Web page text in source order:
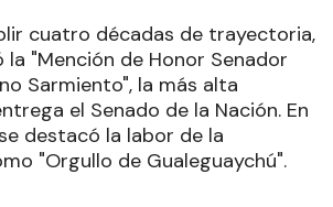
cuatro décadas de trayectoria,
la "Mención de Honor Senador
Sarmiento", la más alta
el Senado de la Nación. En
destacó la labor de la
"Orgullo de Gualeguaychú".